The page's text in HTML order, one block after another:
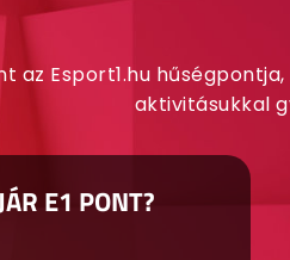
az Esport1.hu
aktivitásukkal
E1 PONT?